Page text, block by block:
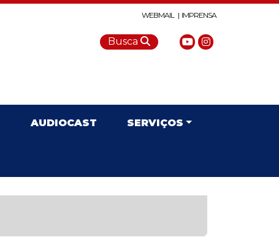
WEBMAIL | IMPRENSA
Busca
AUDIOCAST SERVIÇOS